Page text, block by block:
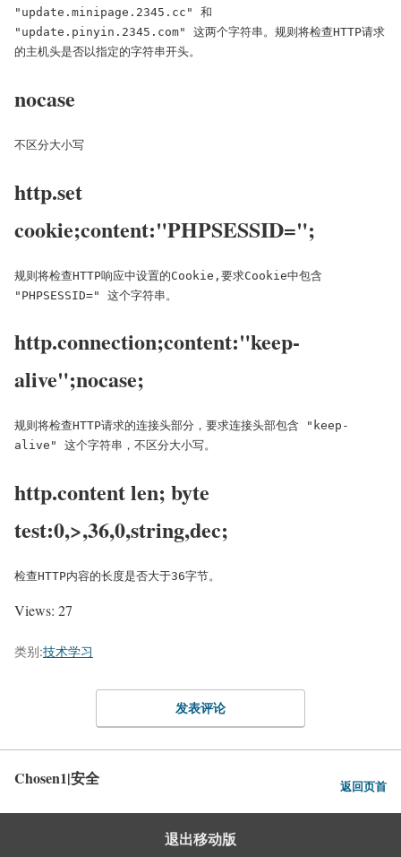
"update.minipage.2345.cc" 和
"update.pinyin.2345.com" 这两个字符串。规则将检查HTTP请求
的主机头是否以指定的字符串开头。
nocase
不区分大小写
http.set
cookie;content:"PHPSESSID=";
规则将检查HTTP响应中设置的Cookie,要求Cookie中包含
"PHPSESSID=" 这个字符串。
http.connection;content:"keep-
alive";nocase;
规则将检查HTTP请求的连接头部分，要求连接头部包含 "keep-
alive" 这个字符串，不区分大小写。
http.content len; byte
test:0,>,36,0,string,dec;
检查HTTP内容的长度是否大于36字节。
Views: 27
类别:技术学习
发表评论
Chosen1|安全 返回页首
退出移动版